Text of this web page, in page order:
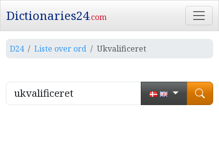
Dictionaries24.com
D24 Liste over ord Ukvalificeret